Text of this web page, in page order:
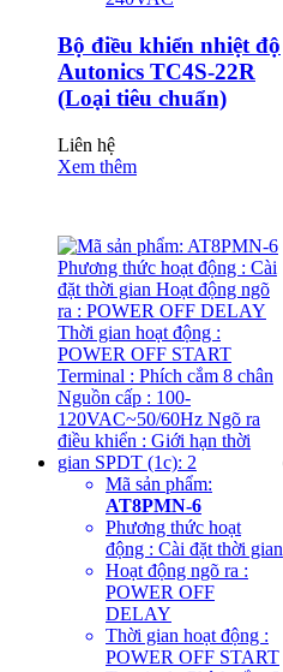
Bộ điều khiển nhiệt độ
Autonics TC4S-22R
(Loại tiêu chuẩn)
Liên hệ
Xem thêm
Mã sản phẩm:
AT8PMN-6
Phương thức hoạt
động : Cài đặt thời gian
Hoạt động ngõ ra :
POWER OFF
DELAY
Thời gian hoạt động :
POWER OFF START